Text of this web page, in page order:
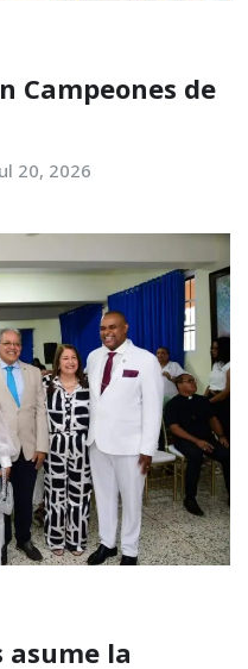
Campeones de
20, 2026
asume la